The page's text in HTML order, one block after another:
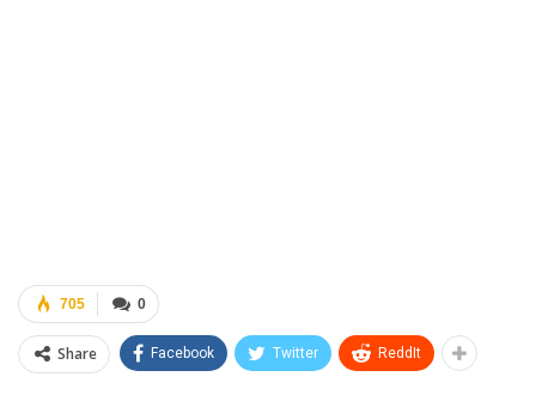
0
705
Share Facebook Twitter ReddIt